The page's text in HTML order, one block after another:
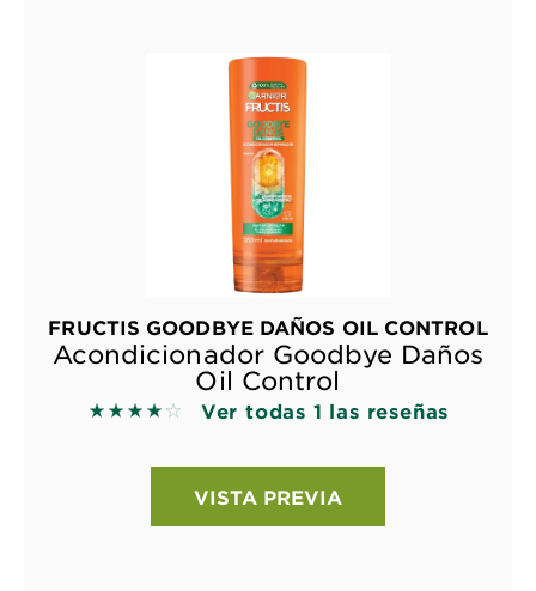
FRUCTIS GOODBYE DAÑOS OIL CONTROL
Acondicionador Goodbye Daños
Oil Control
4 out of 5 stars based on reviews
Ver todas 1 las reseñas
VISTA PREVIA